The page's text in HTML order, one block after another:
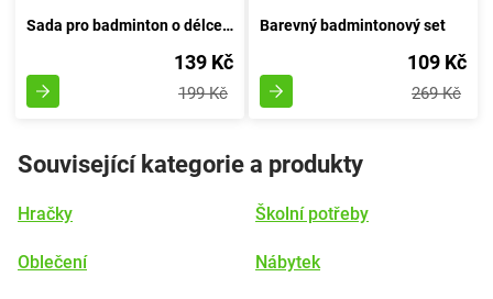
Sada pro badminton o délce 44 centimetrů
139 Kč
199 Kč
Barevný badmintonový set
109 Kč
269 Kč
Související kategorie a produkty
Hračky
Oblečení
Školní potřeby
Nábytek